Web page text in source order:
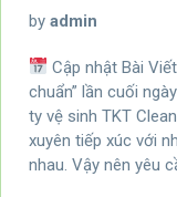
by admin
Cập nhật Bài
chuẩn” lần cuối
ty vệ sinh TKT
xuyên tiếp xúc với
nhau. Vậy nên yêu